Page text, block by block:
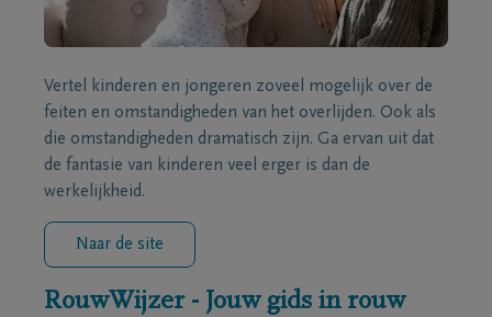
Vertel kinderen en jongeren zoveel mogelijk over de
feiten en omstandigheden van het overlijden. Ook als
die omstandigheden dramatisch zijn. Ga ervan uit dat
de fantasie van kinderen veel erger is dan de
werkelijkheid.
Naar de site
RouwWijzer - Jouw gids in rouw